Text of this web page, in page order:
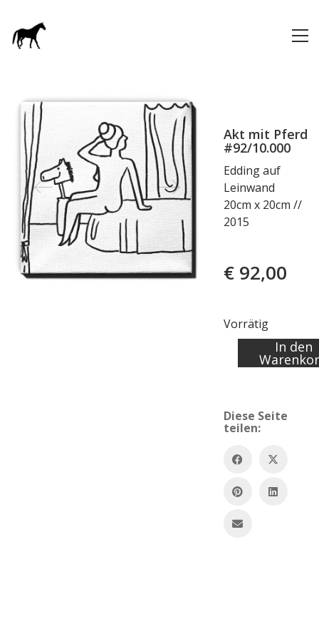
Akt mit Pferd
#92/10.000
Edding auf
Leinwand
20cm x 20cm //
2015
€92,00
Vorrätig
Menge
In den
Diese Seite
teilen: